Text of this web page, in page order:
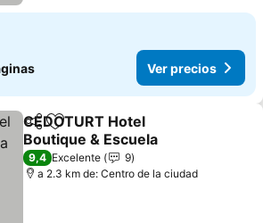
Ver precios
CompartirAgregar a favoritos
CEDOTURT Hotel
Boutique & Escuela
Ver precios
9,4 Excelente
9
a 2.3 km de: Centro de la ciudad